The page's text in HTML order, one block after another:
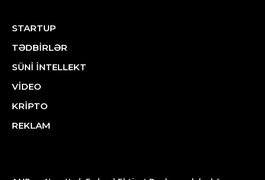
STARTUP
TƏDBİRLƏR
SÜNİ İNTELLEKT
VİDEO
KRİPTO
REKLAM